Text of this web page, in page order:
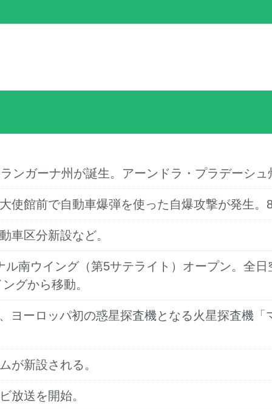
ンガーナ州が誕生。アーンドラ・プラデーシ
使館前で自動車爆弾を使った自爆攻撃が発生
車区分新設など。
ル南ウイング（第5サテライト）オープン。全
グから移動。
ヨーロッパ初の惑星探査機となる火星探査機
が新設される。
放送を開始。